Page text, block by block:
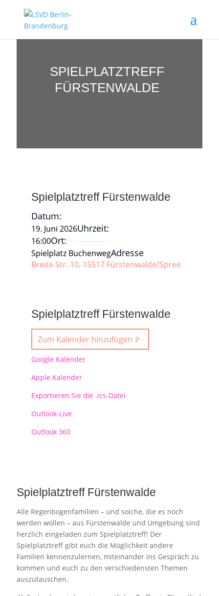
SPIELPLATZTREFF
FÜRSTENWALDE
Spielplatztreff Fürstenwalde
Datum:
19. Juni 2026Uhrzeit:
16:00Ort:
Spielplatz BuchenwegAdresse
Breite Str. 10, 15517 Fürstenwalde/Spree
Spielplatztreff Fürstenwalde
Zum Kalender hinzufügen
Google Kalender
Apple Kalender
Exportieren Sie die .ics-Datei
Outlook-Live
Outlook 360
Spielplatztreff Fürstenwalde
Alle Regenbogenfamilien – und solche, die es noch
werden wollen – aus Fürstenwalde und Umgebung sind
herzlich eingeladen zum Spielplatztreff! Der
Spielplatztreff gibt euch die Möglichkeit andere
Familien kennenzulernen, miteinander ins Gespräch zu
kommen und euch zu den verschiedensten Themen
auszutauschen.